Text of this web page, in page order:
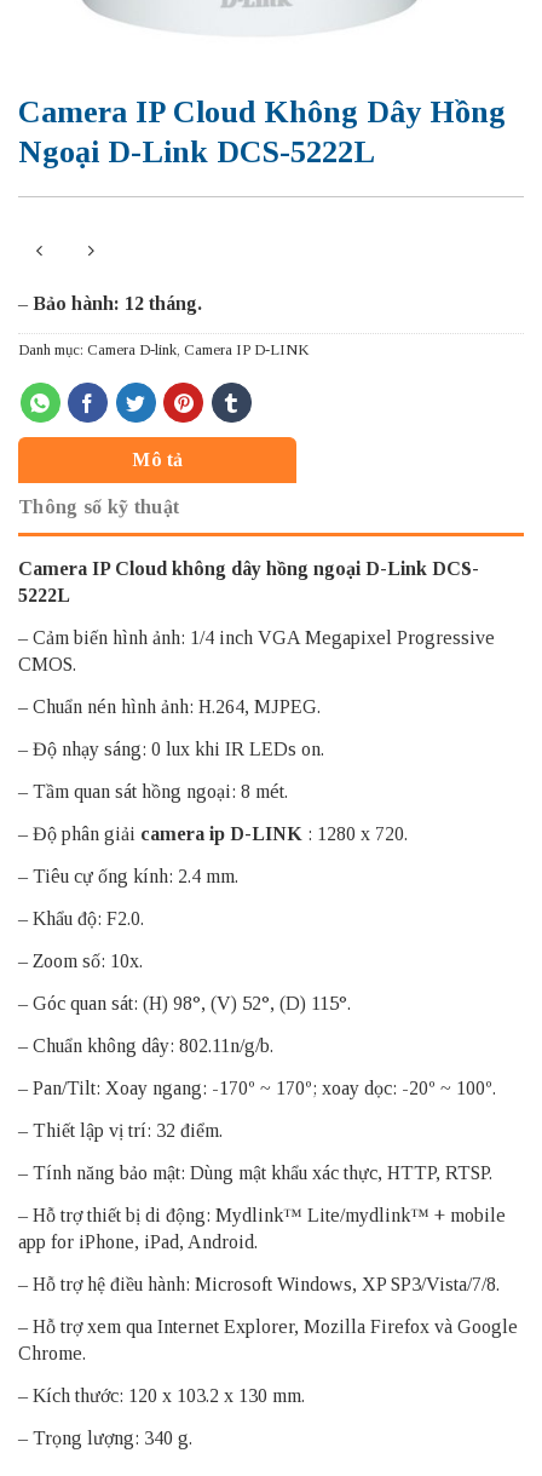
Camera IP Cloud Không Dây Hồng
Ngoại D-Link DCS-5222L
– Bảo hành: 12 tháng.
Danh mục: Camera D-link, Camera IP D-LINK
Mô tả
Thông số kỹ thuật
Camera IP Cloud không dây hồng ngoại D-Link DCS-
5222L
– Cảm biến hình ảnh: 1/4 inch VGA Megapixel Progressive
CMOS.
– Chuẩn nén hình ảnh: H.264, MJPEG.
– Độ nhạy sáng: 0 lux khi IR LEDs on.
– Tầm quan sát hồng ngoại: 8 mét.
– Độ phân giải camera ip D-LINK : 1280 x 720.
– Tiêu cự ống kính: 2.4 mm.
– Khẩu độ: F2.0.
– Zoom số: 10x.
– Góc quan sát: (H) 98°, (V) 52°, (D) 115°.
– Chuẩn không dây: 802.11n/g/b.
– Pan/Tilt: Xoay ngang: -170º ~ 170º; xoay dọc: -20º ~ 100º.
– Thiết lập vị trí: 32 điểm.
– Tính năng bảo mật: Dùng mật khẩu xác thực, HTTP, RTSP.
– Hỗ trợ thiết bị di động: Mydlink™ Lite/mydlink™ + mobile
app for iPhone, iPad, Android.
– Hỗ trợ hệ điều hành: Microsoft Windows, XP SP3/Vista/7/8.
– Hỗ trợ xem qua Internet Explorer, Mozilla Firefox và Google
Chrome.
– Kích thước: 120 x 103.2 x 130 mm.
– Trọng lượng: 340 g.